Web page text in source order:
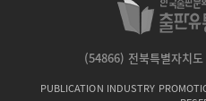
(54866) 전북특별자치
PUBLICATION INDUSTRY